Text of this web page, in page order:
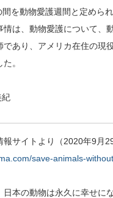
を動物愛護週間と定められ
情は、動物愛護について、
であり、アメリカ在住の現
。
サイトより（2020年9月29
save-animals-
日本の動物は永久に幸せに